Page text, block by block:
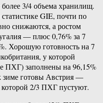
3/4 объема хранилищ.
GIE, почти по
снижаются, а ростом
— плюс 0,76% за 7
Хорошую готовность на 7
у которой
ПХГ) заполнены на 96,15%
зиме готовы Австрия —
которой 2/3 ПХГ пустуют.